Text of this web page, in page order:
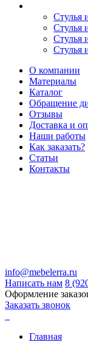
Стулья
Стулья
Стулья
Стулья
О компании
Материалы
Каталог
Обращение
Отзывы
Доставка и
Наши работы
Как заказать?
Статьи
Контакты
info@mebelerra.ru
Написать нам 8
Оформление
Заказать звонок
Главная